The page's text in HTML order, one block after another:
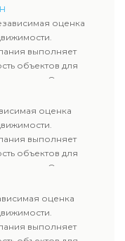
и
для
оценка
выполняет
объектов для
споров. Оценка
методы и
Отчеты
компаний по
оценка
выполняет
объектов для
споров. Оценка
методы и
Отчеты
компаний по
оценка
выполняет